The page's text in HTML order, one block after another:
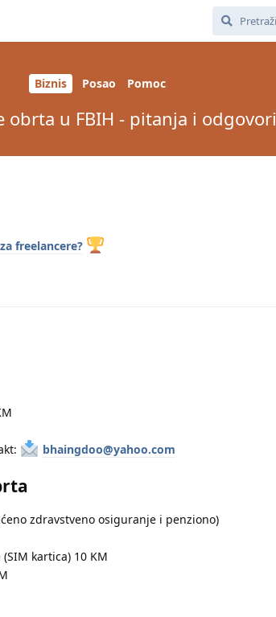
Biznis Posao Pomoc
obrta u FBIH - pitanja i odgovori
freelancere?
bhaingdoo@yahoo.com
zdravstveno osiguranje i penziono)
kartica) 10 KM